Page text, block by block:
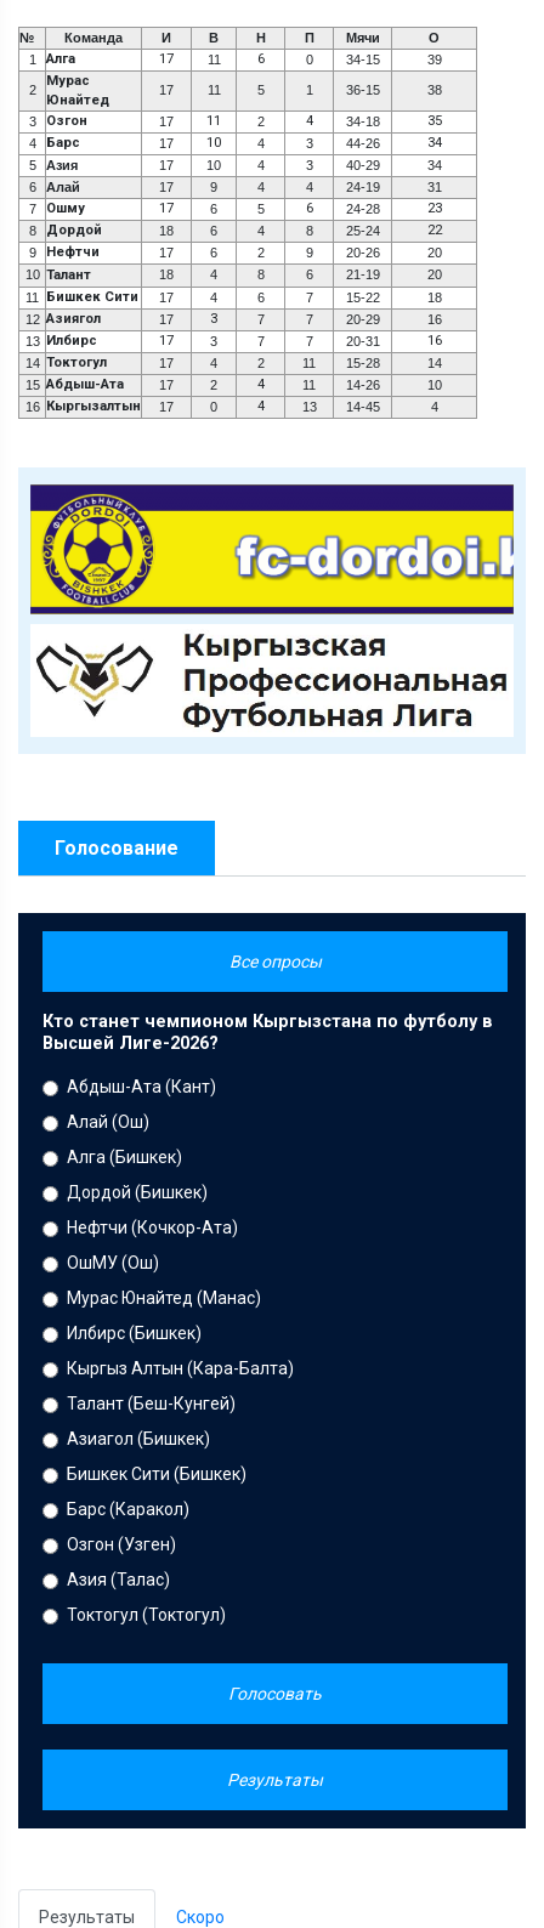
№ Команда И В Н П Мячи
О
1
Алга 17 11 6 0 34-15 39
2
Мурас
Юнайтед
17 11 5 1 36-15 38
3 Озгон 17 11 2 4 34-18 35
4 Барс 17 10 4 3 44-26 34
5 Азия 17 10 4 3 40-29
34
6
Алай 17 9 4 4 24-19
31
7
Ошму 17 6 5 6 24-28 23
8 Дордой 18 6 4 8 25-24 22
9 Нефтчи 17 6 2 9 20-26
20
10 Талант 18 4 8 6 21-19
20
11
Бишкек Сити 17 4 6 7 15-22
18
12 Азиягол 17 3 7 7 20-29
16
13 Илбирс 17 3 7 7 20-31 16
14 Токтогул 17 4 2 11 15-28
14
15 Абдыш-Ата 17 2 4 11 14-26
10
16 Кыргызалтын 17 0 4 13 14-45 4
Голосование
Все опросы
Кто станет чемпионом Кыргызстана по футболу в
Высшей Лиге-2026?
Абдыш-Ата (Кант)
Алай (Ош)
Алга (Бишкек)
Дордой (Бишкек)
Нефтчи (Кочкор-Ата)
ОшМУ (Ош)
Мурас Юнайтед (Манас)
Илбирс (Бишкек)
Кыргыз Алтын (Кара-Балта)
Талант (Беш-Кунгей)
Азиагол (Бишкек)
Бишкек Сити (Бишкек)
Барс (Каракол)
Озгон (Узген)
Азия (Талас)
Токтогул (Токтогул)
Голосовать
Результаты
Результаты Скоро